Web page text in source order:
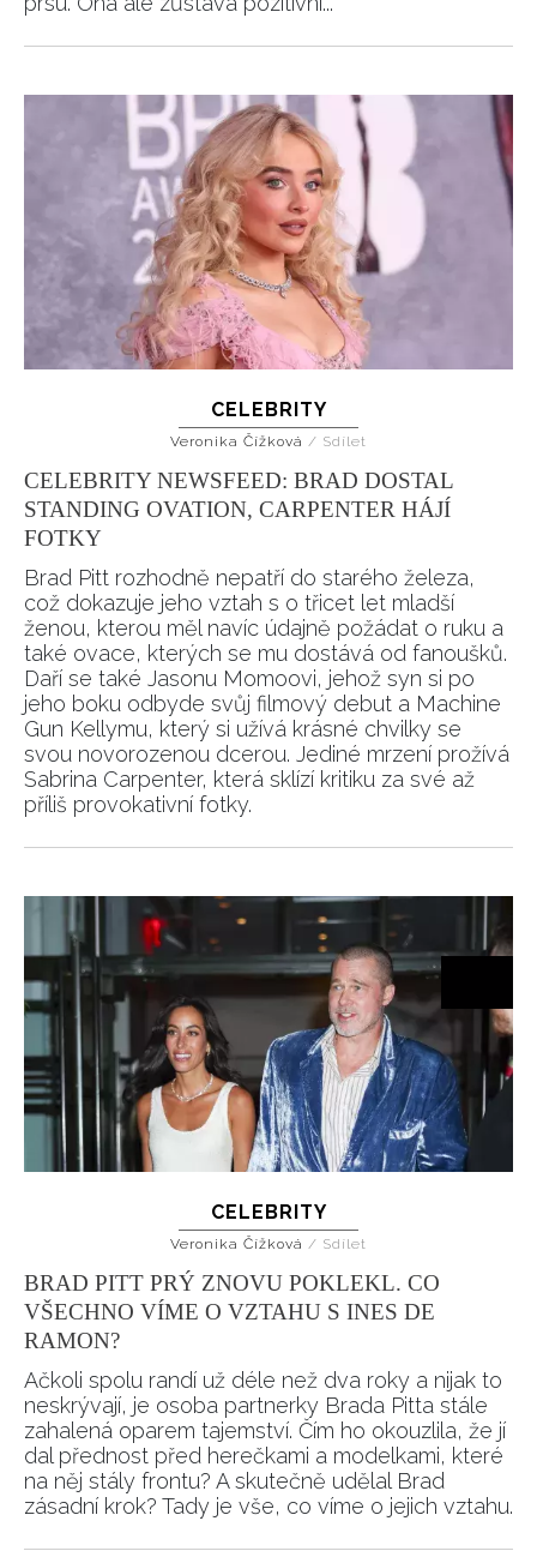
CELEBRITY
Veronika Čížková / Sdílet
CELEBRITY NEWSFEED: BRAD DOSTAL
STANDING OVATION, CARPENTER HÁJÍ
FOTKY
Brad Pitt rozhodně nepatří do starého železa,
což dokazuje jeho vztah s o třicet let mladší
ženou, kterou měl navíc údajně požádat o ruku a
také ovace, kterých se mu dostává od fanoušků.
Daří se také Jasonu Momoovi, jehož syn si po
jeho boku odbyde svůj filmový debut a Machine
Gun Kellymu, který si užívá krásné chvilky se
svou novorozenou dcerou. Jediné mrzení prožívá
Sabrina Carpenter, která sklízí kritiku za své až
příliš provokativní fotky.
CELEBRITY
Veronika Čížková / Sdílet
BRAD PITT PRÝ ZNOVU POKLEKL. CO
VŠECHNO VÍME O VZTAHU S INES DE
RAMON?
Ačkoli spolu randí už déle než dva roky a nijak to
neskrývají, je osoba partnerky Brada Pitta stále
zahalená oparem tajemství. Čím ho okouzlila, že jí
dal přednost před herečkami a modelkami, které
na něj stály frontu? A skutečně udělal Brad
zásadní krok? Tady je vše, co víme o jejich vztahu.